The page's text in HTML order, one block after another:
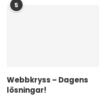
5
Webbkryss – Dagens
lösningar!